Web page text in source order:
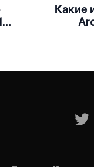
Какие